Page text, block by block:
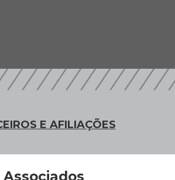
E AFILIAÇÕES
Associados